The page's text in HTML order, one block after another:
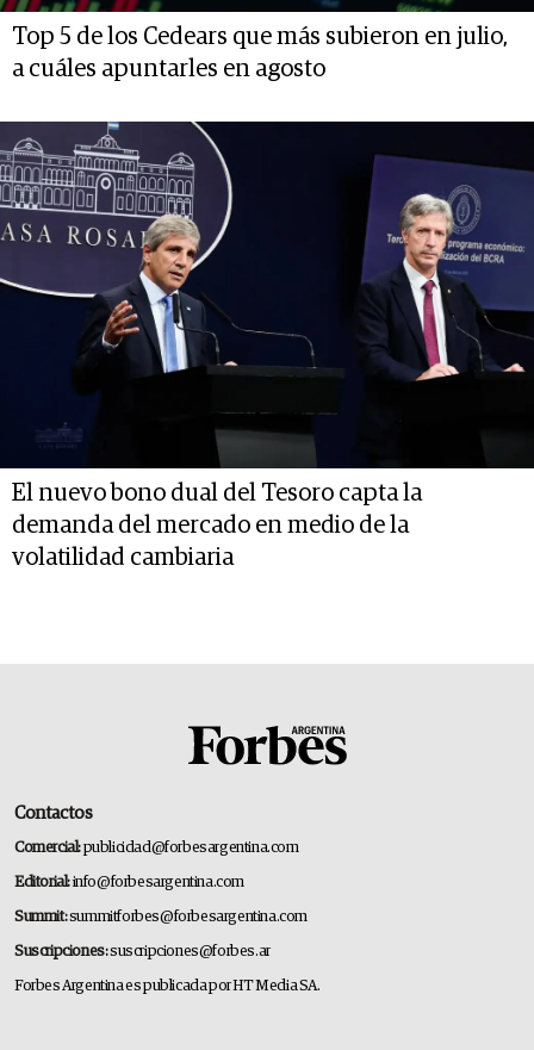
Top 5 de los Cedears que más subieron en julio,
a cuáles apuntarles en agosto
El nuevo bono dual del Tesoro capta la
demanda del mercado en medio de la
volatilidad cambiaria
Contactos
Comercial:publicidad@forbesargentina.com
Editorial:info@forbesargentina.com
Summit:summitforbes@forbesargentina.com
Suscripciones:suscripciones@forbes.ar
Forbes Argentina es publicada por HT Media SA.